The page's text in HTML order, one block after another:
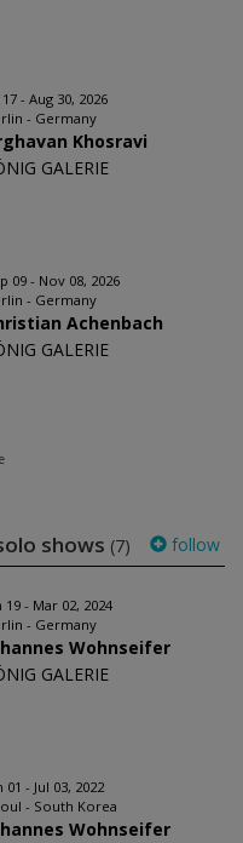
17 - Aug 30, 2026
- Germany
Khosravi
GALERIE
09 - Nov 08, 2026
- Germany
Achenbach
GALERIE
shows (7) follow
19 - Mar 02, 2024
- Germany
Wohnseifer
GALERIE
01 - Jul 03, 2022
- South Korea
Wohnseifer